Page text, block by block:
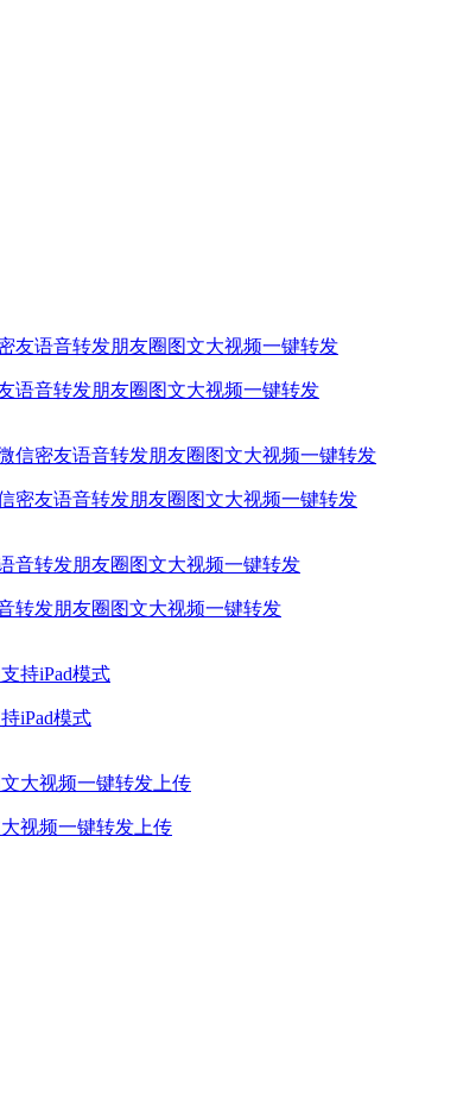
语音转发朋友圈图文大视频一键转发
密友语音转发朋友圈图文大视频一键转发
转发朋友圈图文大视频一键转发
iPad模式
视频一键转发上传